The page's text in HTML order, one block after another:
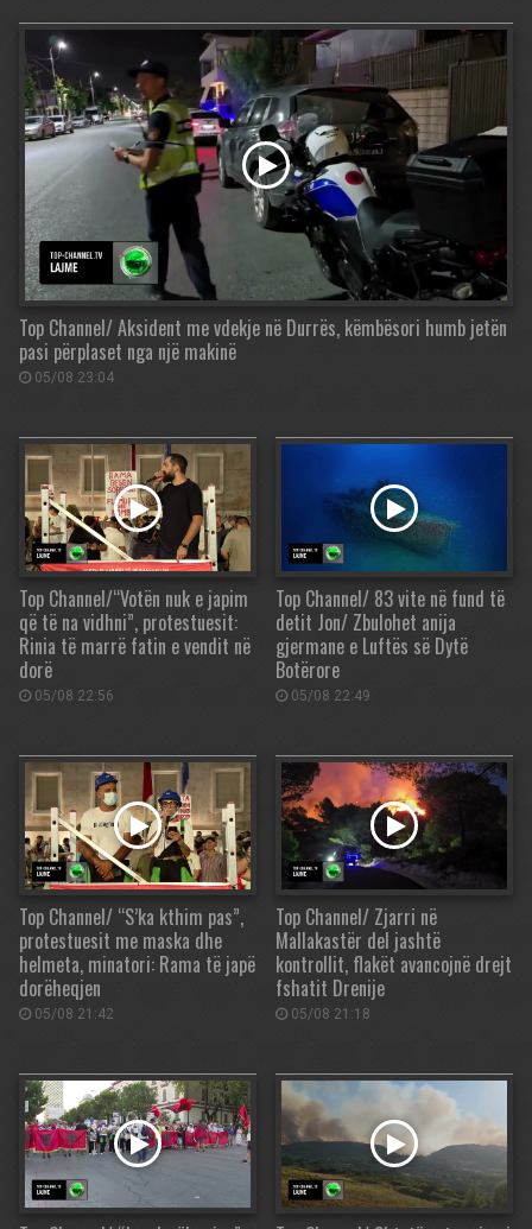
Top Channel/ Aksident me vdekje në Durrës, këmbësori humb jetën
pasi përplaset nga një makinë
05/08 23:04
Top Channel/“Votën nuk e japim
që të na vidhni”, protestuesit:
Rinia të marrë fatin e vendit në
dorë
05/08 22:56
Top Channel/ 83 vite në fund të
detit Jon/ Zbulohet anija
gjermane e Luftës së Dytë
Botërore
05/08 22:49
Top Channel/ “S’ka kthim pas”,
protestuesit me maska dhe
helmeta, minatori: Rama të japë
dorëheqjen
05/08 21:42
Top Channel/ Zjarri në
Mallakastër del jashtë
kontrollit, flakët avancojnë drejt
fshatit Drenije
05/08 21:18